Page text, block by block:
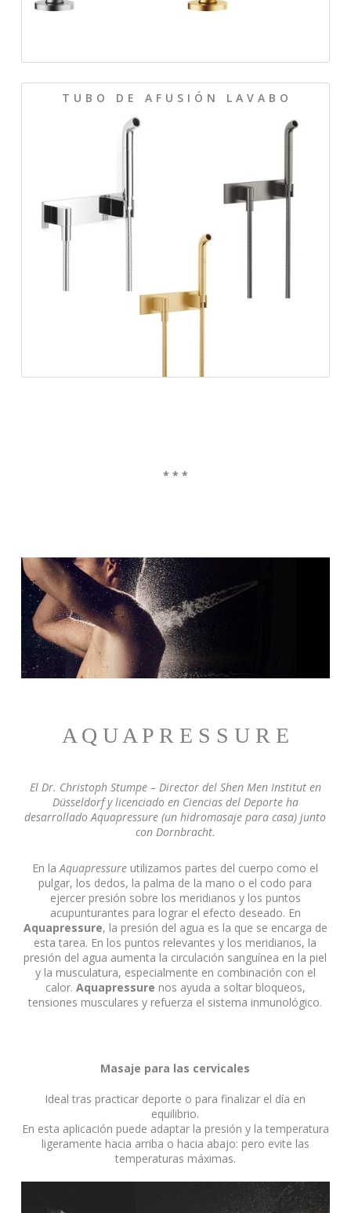
T U B O D E A F U S I Ó N L A V A B O
* * *
A Q U A P R E S S U R E
El Dr. Christoph Stumpe – Director del Shen Men Institut en
Düsseldorf y licenciado en Ciencias del Deporte ha
desarrollado Aquapressure (un hidromasaje para casa) junto
con Dornbracht.
En laAquapressure utilizamos partes del cuerpo como el
pulgar, los dedos, la palma de la mano o el codo para
ejercer presión sobre los meridianos y los puntos
acupunturantes para lograr el efecto deseado. En
Aquapressure, la presión del agua es la que se encarga de
esta tarea. En los puntos relevantes y los meridianos, la
presión del agua aumenta la circulación sanguínea en la piel
y la musculatura, especialmente en combinación con el
calor. Aquapressure nos ayuda a soltar bloqueos,
tensiones musculares y refuerza el sistema inmunológico.
Masaje para las cervicales
Ideal tras practicar deporte o para finalizar el día en
equilibrio.
En esta aplicación puede adaptar la presión y la temperatura
ligeramente hacia arriba o hacia abajo: pero evite las
temperaturas máximas.